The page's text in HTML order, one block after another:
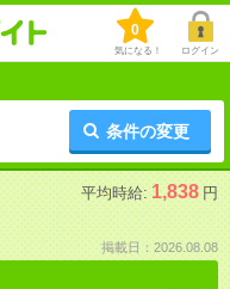
0
気になる！ ログイン
条件の変更
平均時給: 1,838 円
掲載日：2026.08.08